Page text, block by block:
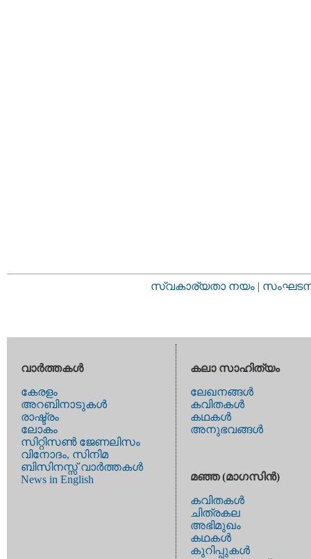
സ്വകാര്യതാ നയം |
വാര്‍ത്തകള്‍
കേരളം
അറബിനാടുകള്‍
രാഷ്ട്രം
ലോകം
സിറ്റിസണ്‍ ജേണലിസം
വിനോദം, സിനിമ
ബിസിനസ്സ് വാര്‍ത്തകള്‍
News in English
കലാ സാഹിത്യം
ലേഖനങ്ങള്‍
കവിതകള്‍
കഥകള്‍
അനുഭവങ്ങള്‍
മഞ്ഞ (മാഗസിന്‍)
കവിതകള്‍
ചിത്രകല
അഭിമുഖം
കഥകള്‍
കുറിപ്പുകള്‍